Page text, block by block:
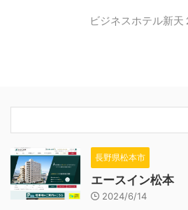
ビジネスホテル新天
長野県松本市
エースイン松本
2024/6/14